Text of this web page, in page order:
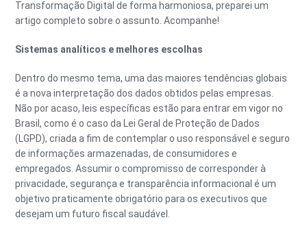
Transformação Digital de forma harmoniosa, preparei um
artigo completo sobre o assunto. Acompanhe!
Sistemas analíticos e melhores escolhas
Dentro do mesmo tema, uma das maiores tendências globais
é a nova interpretação dos dados obtidos pelas empresas.
Não por acaso, leis específicas estão para entrar em vigor no
Brasil, como é o caso da Lei Geral de Proteção de Dados
(LGPD), criada a fim de contemplar o uso responsável e seguro
de informações armazenadas, de consumidores e
empregados. Assumir o compromisso de corresponder à
privacidade, segurança e transparência informacional é um
objetivo praticamente obrigatório para os executivos que
desejam um futuro fiscal saudável.